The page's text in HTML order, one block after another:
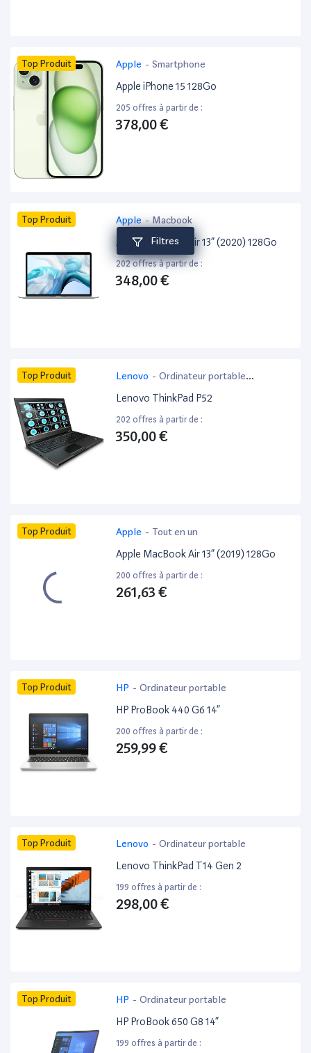
Filtres
Top Produit Apple - Smartphone
Apple iPhone 15 128Go
205 offres à partir de :
378,00 €
Top Produit Apple- Macbook
Apple MacBook Air 13” (2020) 128Go
202 offres à partir de :
348,00 €
Top Produit Lenovo - Ordinateur portable
bureautique
Lenovo ThinkPad P52
202 offres à partir de :
350,00 €
Top Produit Apple - Tout en un
Apple MacBook Air 13” (2019) 128Go
200 offres à partir de :
261,63 €
Top Produit HP - Ordinateur portable
HP ProBook 440 G6 14”
200 offres à partir de :
259,99 €
Top Produit Lenovo - Ordinateur portable
Lenovo ThinkPad T14 Gen 2
199 offres à partir de :
298,00 €
Top Produit HP - Ordinateur portable
HP ProBook 650 G8 14”
199 offres à partir de :